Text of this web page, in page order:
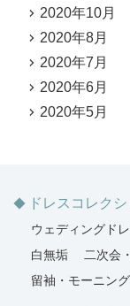
2020年10月
2020年8月
2020年7月
2020年6月
2020年5月
ドレスコレク
ウェディングド
白無垢
二次会
留袖・モーニング